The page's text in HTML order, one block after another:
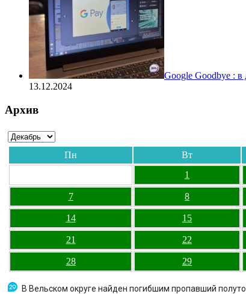
Google Goodbye : в
13.12.2024
Архив
Пн Вт
1
7 8
14 15
21 22
28 29
В Вельском округе найден погибшим пропавший